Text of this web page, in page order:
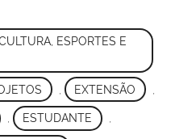
ESPORTES E
EXTENSÃO
, ESTUDANTE ,